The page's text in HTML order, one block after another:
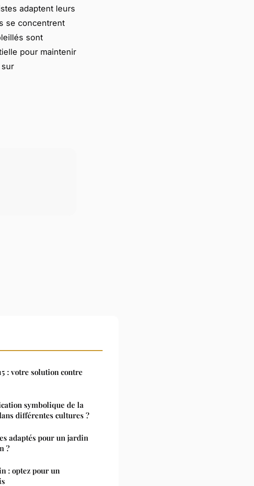
adaptent leurs
se concentrent
sont
pour maintenir
: votre solution contre
symbolique de la
différentes cultures ?
adaptés pour un jardin
?
: optez pour un